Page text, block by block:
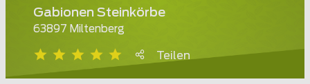
Gabionen Steinkörbe
63897 Miltenberg
Teilen